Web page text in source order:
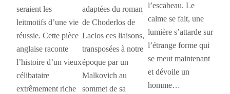
seraient les
leitmotifs d’une vie
réussie. Cette pièce
anglaise raconte
l’histoire d’un vieux
célibataire
extrêmement riche
adaptées du roman
de Choderlos de
Laclos ces liaisons,
transposées à notre
époque par un
Malkovich au
sommet de sa
l’escabeau. Le
calme se fait, une
lumière s’attarde sur
l’étrange forme qui
se meut maintenant
et dévoile un
homme…